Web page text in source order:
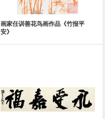
画家任训善花鸟画作品《竹报平
安》